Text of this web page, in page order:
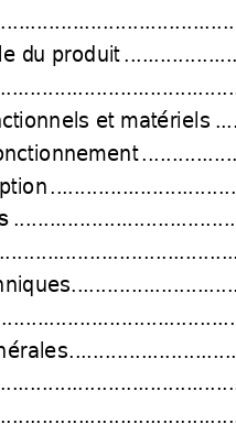
du produit
et matériels